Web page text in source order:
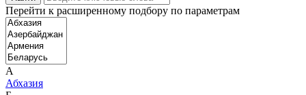
Перейти к расширенному подбору по параметрам
А
Абхазия